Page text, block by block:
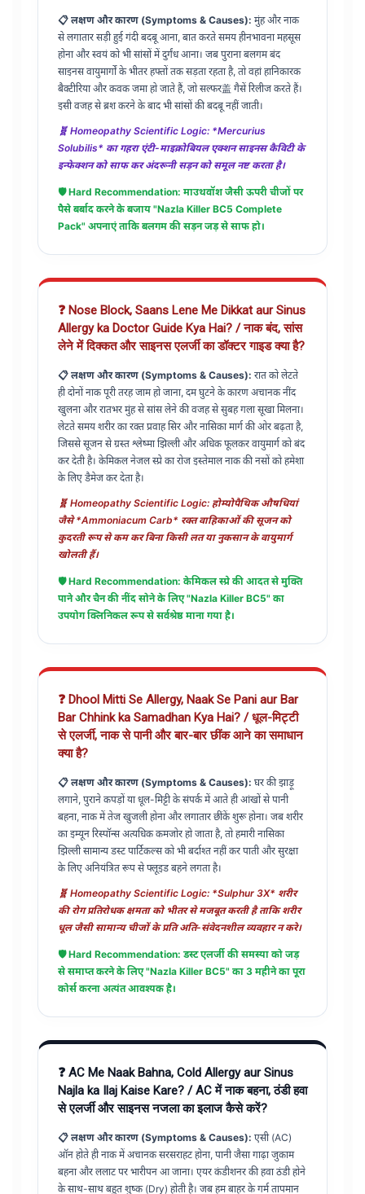
📋 लक्षण और कारण (Symptoms & Causes): मुंह और नाक
से लगातार सड़ी हुई गंदी बदबू आना, बात करते समय हीनभावना महसूस
होना और स्वयं को भी सांसों में दुर्गंध आना। जब पुराना बलगम बंद
साइनस वायुमार्गों के भीतर हफ्तों तक सड़ता रहता है, तो वहां हानिकारक
बैक्टीरिया और कवक जमा हो जाते हैं, जो सल्फर盖 गैसें रिलीज करते हैं।
इसी वजह से ब्रश करने के बाद भी सांसों की बदबू नहीं जाती।
🧬 Homeopathy Scientific Logic: *Mercurius
Solubilis* का गहरा एंटी-माइक्रोबियल एक्शन साइनस कैविटी के
इन्फेक्शन को साफ कर अंदरूनी सड़न को समूल नष्ट करता है।
🛡️ Hard Recommendation: माउथवॉश जैसी ऊपरी चीजों पर
पैसे बर्बाद करने के बजाय "Nazla Killer BC5 Complete
Pack" अपनाएं ताकि बलगम की सड़न जड़ से साफ हो।
❓ Nose Block, Saans Lene Me Dikkat aur Sinus
Allergy ka Doctor Guide Kya Hai? / नाक बंद, सांस
लेने में दिक्कत और साइनस एलर्जी का डॉक्टर गाइड क्या है?
📋 लक्षण और कारण (Symptoms & Causes): रात को लेटते
ही दोनों नाक पूरी तरह जाम हो जाना, दम घुटने के कारण अचानक नींद
खुलना और रातभर मुंह से सांस लेने की वजह से सुबह गला सूखा मिलना।
लेटते समय शरीर का रक्त प्रवाह सिर और नासिका मार्ग की ओर बढ़ता है,
जिससे सूजन से ग्रस्त श्लेष्मा झिल्ली और अधिक फूलकर वायुमार्ग को बंद
कर देती है। केमिकल नेजल स्प्रे का रोज इस्तेमाल नाक की नसों को हमेशा
के लिए डैमेज कर देता है।
🧬 Homeopathy Scientific Logic: होम्योपैथिक औषधियां
जैसे *Ammoniacum Carb* रक्त वाहिकाओं की सूजन को
कुदरती रूप से कम कर बिना किसी लत या नुकसान के वायुमार्ग
खोलती हैं।
🛡️ Hard Recommendation: केमिकल स्प्रे की आदत से मुक्ति
पाने और चैन की नींद सोने के लिए "Nazla Killer BC5" का
उपयोग क्लिनिकल रूप से सर्वश्रेष्ठ माना गया है।
❓ Dhool Mitti Se Allergy, Naak Se Pani aur Bar
Bar Chhink ka Samadhan Kya Hai? / धूल-मिट्टी
से एलर्जी, नाक से पानी और बार-बार छींक आने का समाधान
क्या है?
📋 लक्षण और कारण (Symptoms & Causes): घर की झाड़ू
लगाने, पुराने कपड़ों या धूल-मिट्टी के संपर्क में आते ही आंखों से पानी
बहना, नाक में तेज खुजली होना और लगातार छींकें शुरू होना। जब शरीर
का इम्यून रिस्पॉन्स अत्यधिक कमजोर हो जाता है, तो हमारी नासिका
झिल्ली सामान्य डस्ट पार्टिकल्स को भी बर्दाश्त नहीं कर पाती और सुरक्षा
के लिए अनियंत्रित रूप से फ्लूइड बहने लगता है।
🧬 Homeopathy Scientific Logic: *Sulphur 3X* शरीर
की रोग प्रतिरोधक क्षमता को भीतर से मजबूत करती है ताकि शरीर
धूल जैसी सामान्य चीजों के प्रति अति-संवेदनशील व्यवहार न करे।
🛡️ Hard Recommendation: डस्ट एलर्जी की समस्या को जड़
से समाप्त करने के लिए "Nazla Killer BC5" का 3 महीने का पूरा
कोर्स करना अत्यंत आवश्यक है।
❓ AC Me Naak Bahna, Cold Allergy aur Sinus
Najla ka Ilaj Kaise Kare? / AC में नाक बहना, ठंडी हवा
से एलर्जी और साइनस नजला का इलाज कैसे करें?
📋 लक्षण और कारण (Symptoms & Causes): एसी (AC)
ऑन होते ही नाक में अचानक सरसराहट होना, पानी जैसा गाढ़ा जुकाम
बहना और ललाट पर भारीपन आ जाना। एयर कंडीशनर की हवा ठंडी होने
के साथ-साथ बहुत शुष्क (Dry) होती है। जब हम बाहर के गर्म तापमान